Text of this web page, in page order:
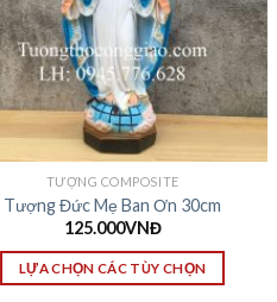
TƯỢNG COMPOSITE
Tượng Đức Mẹ Ban Ơn 30cm
125.000VNĐ
LỰA CHỌN CÁC TÙY CHỌN